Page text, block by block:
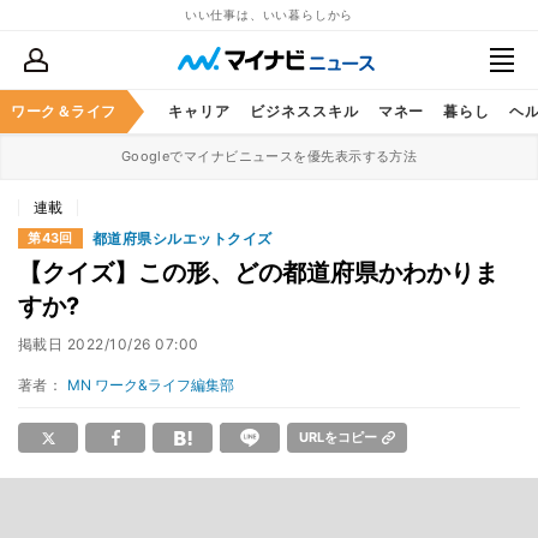
いい仕事は、いい暮らしから
ワーク＆ライフ キャリア ビジネススキル マネー 暮らし ヘ
Googleでマイナビニュースを優先表示する方法
連載
第43回 都道府県シルエットクイズ
【クイズ】この形、どの都道府県かわかりま
すか?
掲載日 2022/10/26 07:00
著者： MN ワーク&ライフ編集部
URLをコピー